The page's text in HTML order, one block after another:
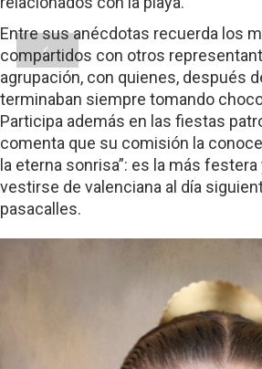
Entre sus anécdotas recuerda los
compartidos con otros
agrupación, con quienes, después
terminaban siempre tomando
Participa además en las fiestas
comenta que su comisión la
la eterna sonrisa”: es la más festera
vestirse de valenciana al día
pasacalles.